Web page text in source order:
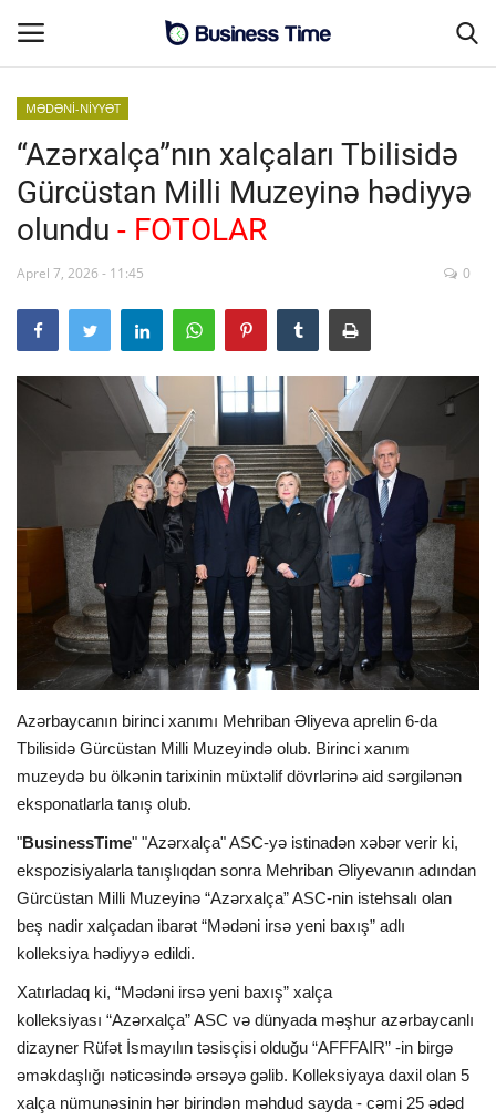
Əsas səhifə
MALİYYƏ-BİZNES
Əlaqə
SƏNAYE-İNFRASTRUKTUR
CƏMİYYƏT
İDMAN
FORMULA 1
DÜNYA
ANALİTİKA
Multimedia
MƏDƏNİ-NİYYƏT
“Azərxalça”nın xalçaları Tbilisidə
Gürcüstan Milli Muzeyinə hədiyyə
olundu - FOTOLAR
Aprel 7, 2026 - 11:45 0
Azərbaycanın birinci xanımı Mehriban Əliyeva aprelin 6-da
Tbilisidə Gürcüstan Milli Muzeyində olub. Birinci xanım
muzeydə bu ölkənin tarixinin müxtəlif dövrlərinə aid sərgilənən
eksponatlarla tanış olub.
"BusinessTime" "Azərxalça" ASC-yə istinadən xəbər verir ki,
ekspozisiyalarla tanışlıqdan sonra Mehriban Əliyevanın adından
Gürcüstan Milli Muzeyinə “Azərxalça” ASC-nin istehsalı olan
beş nadir xalçadan ibarət “Mədəni irsə yeni baxış” adlı
kolleksiya hədiyyə edildi.
Xatırladaq ki, “Mədəni irsə yeni baxış” xalça
kolleksiyası “Azərxalça” ASC və dünyada məşhur azərbaycanlı
dizayner Rüfət İsmayılın təsisçisi olduğu “AFFFAIR” -in birgə
əməkdaşlığı nəticəsində ərsəyə gəlib. Kolleksiyaya daxil olan 5
xalça nümunəsinin hər birindən məhdud sayda - cəmi 25 ədəd